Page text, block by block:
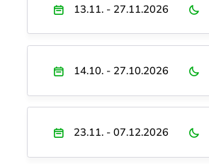
13.11. - 27.11.2026
14.10. - 27.10.2026
23.11. - 07.12.2026